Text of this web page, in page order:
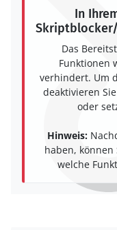
In
Das
Funktionen
verhindert. Um
deaktivieren
oder
Hinweis:
haben,
welche